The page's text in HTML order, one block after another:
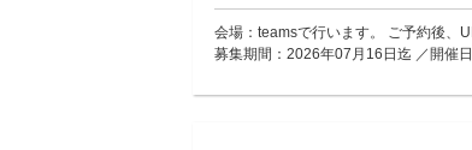
会場：teamsで行います。 ご予約後、
募集期間：2026年07月16日迄 ／開催